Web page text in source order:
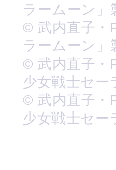
ラームーン」
© 武内直子・
ラームーン」
© 武内直子・
少女戦士セー
© 武内直子・
少女戦士セー